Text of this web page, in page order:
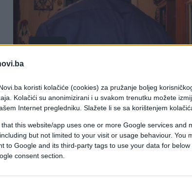
koristi kolačiće (cookies) za pružanje boljeg
Kolačići su anonimizirani i u svakom trenutku možete
Internet pregledniku. Slažete li se sa korištenjem
that this website/app uses one or more Google services and
but not limited to your visit or usage behaviour. You
to Google and its third-party tags to use your data for
consent section.
VIDEO
Pušten je iz zatvora i nema obitelj,
ono što se desilo u nastavku
bez teksta (VIDEO)
Saznaj više